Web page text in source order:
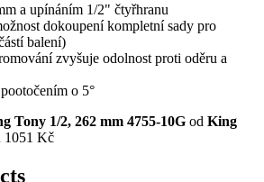
a upínáním 1/2" čtyřhranu
dokoupení kompletní sady pro
balení)
zvyšuje odolnost proti oděru a
o 5°
Tony 1/2, 262 mm 4755-10G od King
1051 Kč